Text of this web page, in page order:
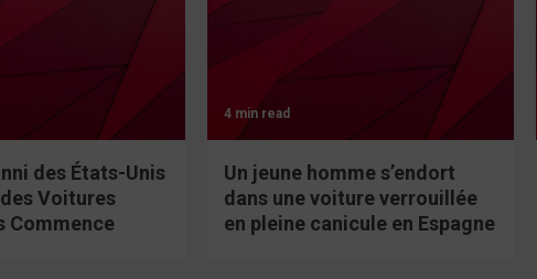
des États-Unis
Voitures
Commence
4 min read
Un jeune homme s’endort
dans une voiture verrouillée
en pleine canicule en Espagne